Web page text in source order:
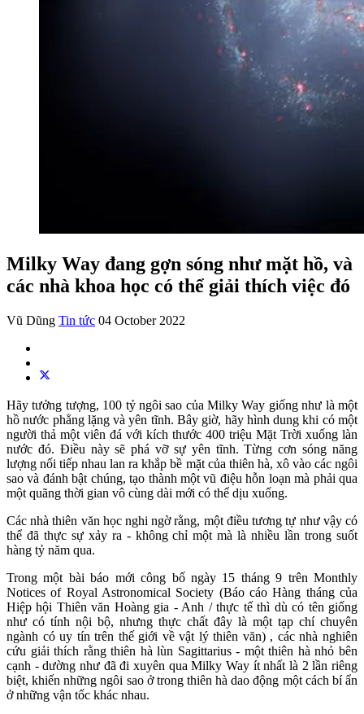
Milky Way đang gợn sóng như mặt hồ, và
các nhà khoa học có thể giải thích việc đó
Vũ Dũng Tin tức 04 October 2022
Hãy tưởng tượng, 100 tỷ ngôi sao của Milky Way giống như là một
hồ nước phẳng lặng và yên tĩnh. Bây giờ, hãy hình dung khi có một
người thả một viên đá với kích thước 400 triệu Mặt Trời xuống làn
nước đó. Điều này sẽ phá vỡ sự yên tĩnh. Từng cơn sóng năng
lượng nối tiếp nhau lan ra khắp bề mặt của thiên hà, xô vào các ngôi
sao và đánh bật chúng, tạo thành một vũ điệu hỗn loạn mà phải qua
một quãng thời gian vô cùng dài mới có thể dịu xuống.
Các nhà thiên văn học nghi ngờ rằng, một điều tương tự như vậy có
thể đã thực sự xảy ra - không chỉ một mà là nhiều lần trong suốt
hàng tỷ năm qua.
Trong một bài báo mới công bố ngày 15 tháng 9 trên Monthly
Notices of Royal Astronomical Society (Báo cáo Hàng tháng của
Hiệp hội Thiên văn Hoàng gia - Anh / thực tế thì dù có tên giống
như có tính nội bộ, nhưng thực chất đây là một tạp chí chuyên
ngành có uy tín trên thế giới về vật lý thiên văn) , các nhà nghiên
cứu giải thích rằng thiên hà lùn Sagittarius - một thiên hà nhỏ bên
cạnh - dường như đã đi xuyên qua Milky Way ít nhất là 2 lần riêng
biệt, khiến những ngôi sao ở trong thiên hà dao động một cách bí ẩn
ở những vận tốc khác nhau.